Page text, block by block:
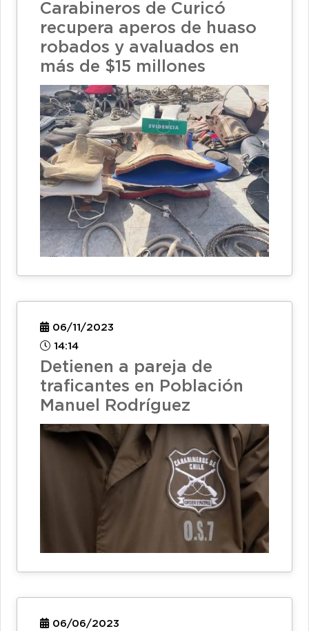
Carabineros de Curicó
recupera aperos de huaso
robados y avaluados en
más de $15 millones
06/11/2023
14:14
Detienen a pareja de
traficantes en Población
Manuel Rodríguez
06/06/2023